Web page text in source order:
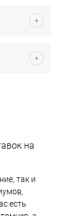
на
так и
есть